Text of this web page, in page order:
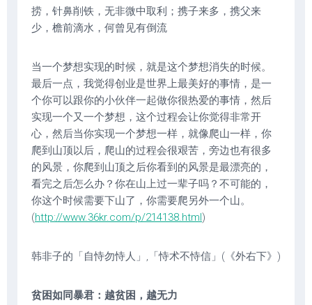
捞，针鼻削铁，无非微中取利；携子来多，携父来
少，檐前滴水，何曾见有倒流
当一个梦想实现的时候，就是这个梦想消失的时候。
最后一点，我觉得创业是世界上最美好的事情，是一
个你可以跟你的小伙伴一起做你很热爱的事情，然后
实现一个又一个梦想，这个过程会让你觉得非常开
心，然后当你实现一个梦想一样，就像爬山一样，你
爬到山顶以后，爬山的过程会很艰苦，旁边也有很多
的风景，你爬到山顶之后你看到的风景是最漂亮的，
看完之后怎么办？你在山上过一辈子吗？不可能的，
你这个时候需要下山了，你需要爬另外一个山。
(http://www.36kr.com/p/214138.html)
韩非子的「自恃勿恃人」,「恃术不恃信」(《外右下》)
贫困如同暴君：越贫困，越无力